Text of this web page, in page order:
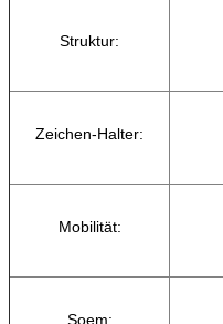
Struktur:
Zeichen-Halter:
Mobilität:
Soem: